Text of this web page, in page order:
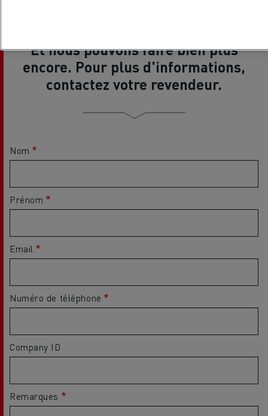
Et nous pouvons faire bien plus
encore. Pour plus d'informations,
contactez votre revendeur.
Nom
Prénom
Email
Numéro de téléphone
Company ID
Remarques